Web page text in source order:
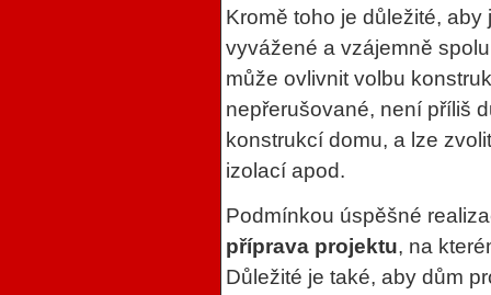
Kromě toho je důležité,
vyvážené a vzájemně
může ovlivnit volbu
nepřerušované, není příliš
konstrukcí domu, a lze
izolací apod.
Podmínkou úspěšné
příprava projektu, na
Důležité je také, aby dům